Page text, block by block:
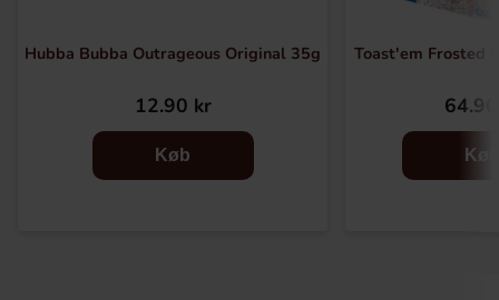
Hubba Bubba Outrageous Original 35g
12.90 kr
Køb
Toast'em Frosted
Køb